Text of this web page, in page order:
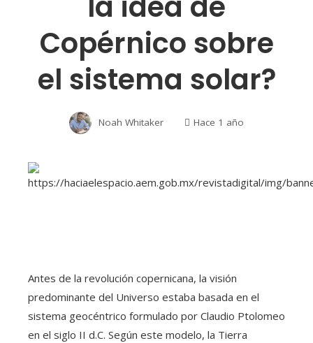
Copérnico sobre
el sistema solar?
Noah Whitaker Hace 1 año
Antes de la revolución copernicana, la visión
predominante del Universo estaba basada en el
sistema geocéntrico formulado por Claudio Ptolomeo
en el siglo II d.C. Según este modelo, la Tierra